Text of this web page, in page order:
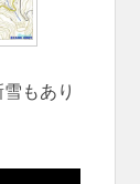
もあり